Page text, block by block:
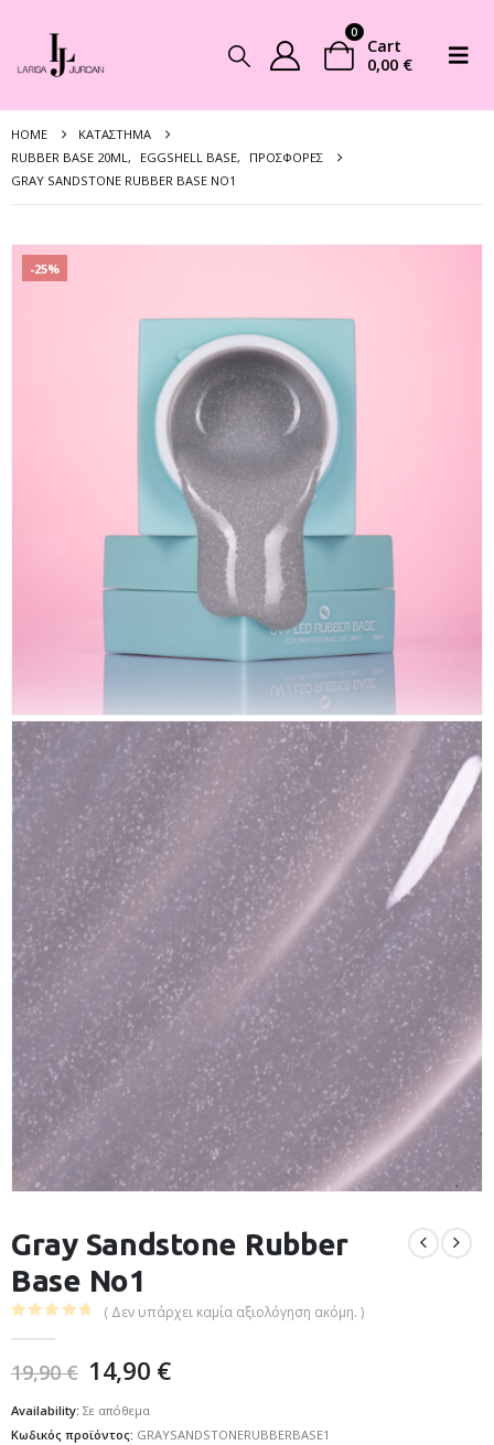
0
Cart
0,00 €
HOME
ΚΑΤΆΣΤΗΜΑ
RUBBER BASE 20ML, EGGSHELL BASE,
ΠΡΟΣΦΟΡΈΣ
GRAY SANDSTONE RUBBER BASE NO1
-25%
Gray Sandstone Rubber
Base No1
( Δεν υπάρχει καμία αξιολόγηση ακόμη. )
19,90€ 14,90 €
Availability: Σε απόθεμα
Κωδικός προϊόντος: GRAYSANDSTONERUBBERBASE1